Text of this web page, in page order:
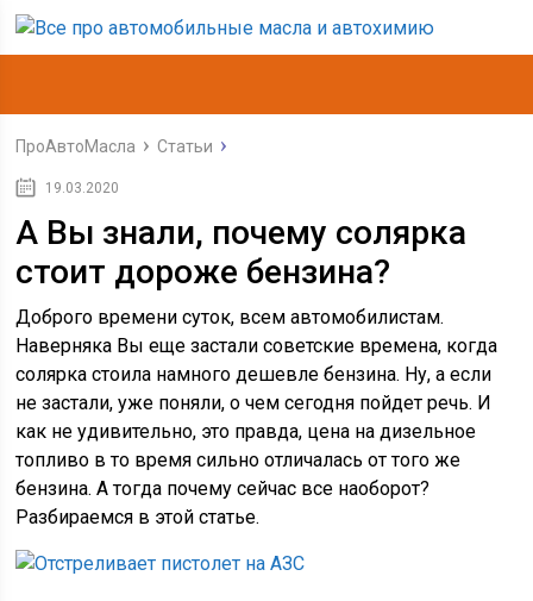
ПроАвтоМасла Статьи
19.03.2020
А Вы знали, почему солярка
стоит дороже бензина?
Доброго времени суток, всем автомобилистам.
Наверняка Вы еще застали советские времена, когда
солярка стоила намного дешевле бензина. Ну, а если
не застали, уже поняли, о чем сегодня пойдет речь. И
как не удивительно, это правда, цена на дизельное
топливо в то время сильно отличалась от того же
бензина. А тогда почему сейчас все наоборот?
Разбираемся в этой статье.